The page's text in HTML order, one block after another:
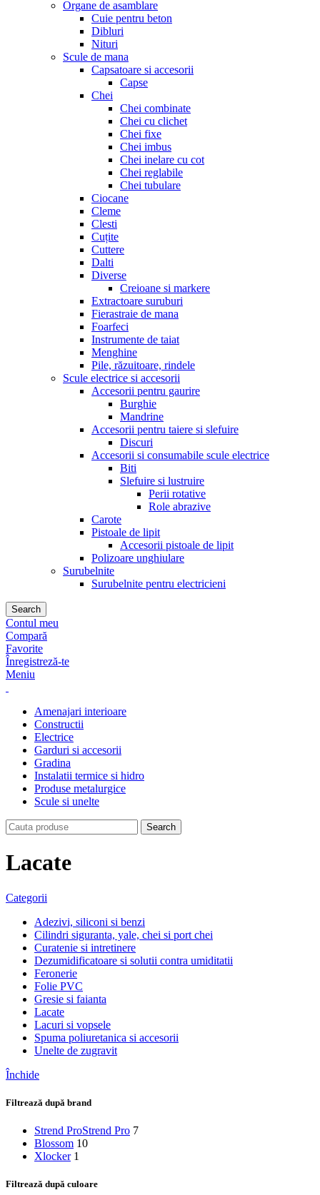
Organe de asamblare
Cuie pentru beton
Dibluri
Nituri
Scule de mana
Capsatoare si accesorii
Capse
Chei
Chei combinate
Chei cu clichet
Chei fixe
Chei imbus
Chei inelare cu cot
Chei reglabile
Chei tubulare
Ciocane
Cleme
Clesti
Cuțite
Cuttere
Dalti
Diverse
Creioane si markere
Extractoare suruburi
Fierastraie de mana
Foarfeci
Instrumente de taiat
Menghine
Pile, răzuitoare, rindele
Scule electrice si accesorii
Accesorii pentru gaurire
Burghie
Mandrine
Accesorii pentru taiere si slefuire
Discuri
Accesorii si consumabile scule electrice
Biti
Slefuire si lustruire
Perii rotative
Role abrazive
Carote
Pistoale de lipit
Accesorii pistoale de lipit
Polizoare unghiulare
Surubelnite
Surubelnite pentru electricieni
Search
Contul meu
Compară
Favorite
Înregistreză-te
Meniu
Amenajari interioare
Constructii
Electrice
Garduri si accesorii
Gradina
Instalatii termice si hidro
Produse metalurgice
Scule si unelte
Search
Lacate
Categorii
Adezivi, siliconi si benzi
Cilindri siguranta, yale, chei si port chei
Curatenie si intretinere
Dezumidificatoare si solutii contra umiditatii
Feronerie
Folie PVC
Gresie si faianta
Lacate
Lacuri si vopsele
Spuma poliuretanica si accesorii
Unelte de zugravit
Închide
Filtrează după brand
Strend ProStrend Pro 7
Blossom 10
Xlocker 1
Filtrează după culoare